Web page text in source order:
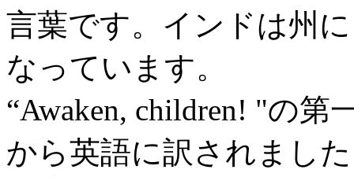
言葉です。インドは州
なっています。
“Awaken, children! "の
から英語に訳されまし